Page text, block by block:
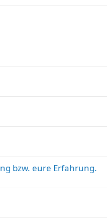
bzw. eure Erfahrung.